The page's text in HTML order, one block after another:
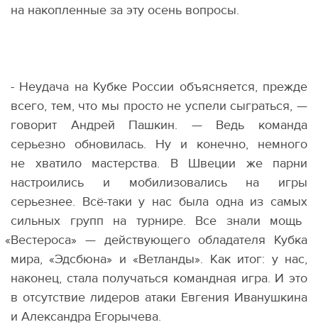
на накопленные за эту осень вопросы.
- Неудача на Кубке России объясняется, прежде
всего, тем, что мы просто не успели сыграться, —
говорит Андрей Пашкин. — Ведь команда
серьезно обновилась. Ну и конечно, немного
не хватило мастерства. В Швеции же парни
настроились и мобилизовались на игры
серьезнее. Всё-таки у нас была одна из самых
сильных групп на турнире. Все знали мощь
«Вестероса» — действующего обладателя Кубка
мира, «Эдсбюна» и «Ветланды». Как итог: у нас,
наконец, стала получаться командная игра. И это
в отсутствие лидеров атаки Евгения Иванушкина
и Александра Егорычева.